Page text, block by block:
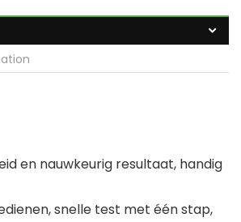
en nauwkeurig resultaat, handig
snelle test met één stap,